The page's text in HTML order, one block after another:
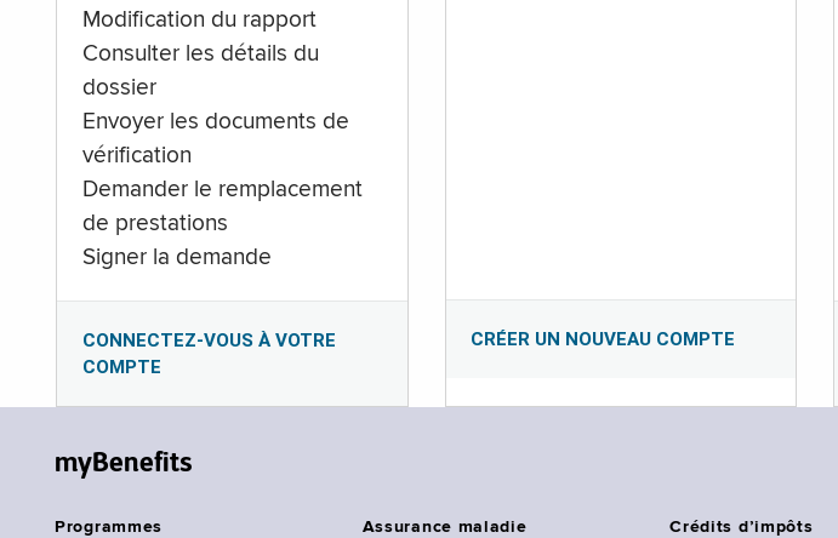
Modification du rapport
Consulter les détails du
dossier
Envoyer les documents de
vérification
Demander le remplacement
de prestations
Signer la demande
CONNECTEZ-VOUS À VOTRE
COMPTE
CRÉER UN NOUVEAU COMPTE
myBenefits
Programmes Assurance maladie Crédits d’impôts